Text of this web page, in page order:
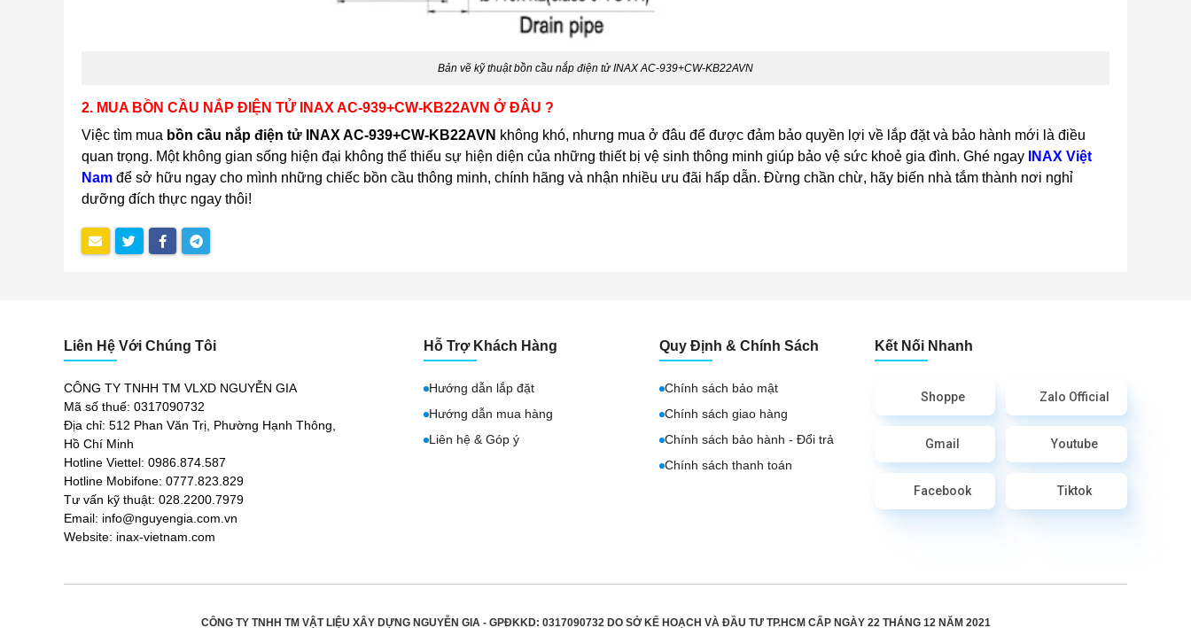
Bản vẽ kỹ thuật bồn cầu nắp điện tử INAX AC-939+CW-KB22AVN
2. MUA BỒN CẦU NẮP ĐIỆN TỬ INAX AC-939+CW-KB22AVN Ở ĐÂU ?
Việc tìm mua bồn cầu nắp điện tử INAX AC-939+CW-KB22AVN không khó, nhưng mua ở đâu để được đảm bảo quyền lợi về lắp đặt và bảo hành mới là điều
quan trọng. Một không gian sống hiện đại không thể thiếu sự hiện diện của những thiết bị vệ sinh thông minh giúp bảo vệ sức khoẻ gia đình. Ghé ngay
INAX Việt
Nam để sở hữu ngay cho mình những chiếc bồn cầu thông minh, chính hãng và nhận nhiều ưu đãi hấp dẫn. Đừng chần chừ, hãy biến nhà tắm thành nơi nghỉ
dưỡng đích thực ngay thôi!
Liên Hệ Với Chúng Tôi
CÔNG TY TNHH TM VLXD NGUYỄN GIA
Mã số thuế: 0317090732
Địa chỉ: 512 Phan Văn Trị, Phường Hạnh Thông,
Hồ Chí Minh
Hotline Viettel: 0986.874.587
Hotline Mobifone: 0777.823.829
Tư vấn kỹ thuật: 028.2200.7979
Email: info@nguyengia.com.vn
Website: inax-vietnam.com
Hỗ Trợ Khách Hàng
Hướng dẫn lắp đặt
Hướng dẫn mua hàng
Liên hệ & Góp ý
Quy Định & Chính Sách
Chính sách bảo mật
Chính sách giao hàng
Chính sách bảo hành - Đổi trả
Chính sách thanh toán
Kết Nối Nhanh
Shoppe Zalo Official
Gmail Youtube
Facebook Tiktok
CÔNG TY TNHH TM VẬT LIỆU XÂY DỰNG NGUYỄN GIA - GPĐKKD: 0317090732 DO SỞ KẾ HOẠCH VÀ ĐẦU TƯ TP.HCM CẤPNGÀY 22 THÁNG 12 NĂM 2021